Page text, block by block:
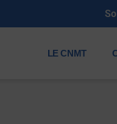
LE CNMT